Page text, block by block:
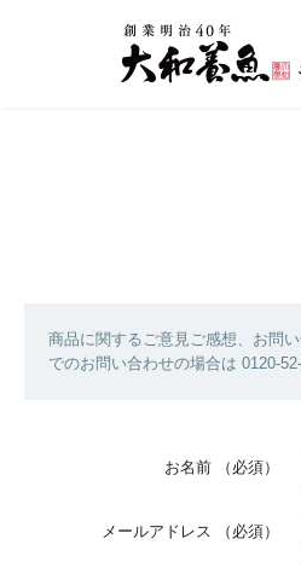
商品に関するご意見ご感想、お問
でのお問い合わせの場合は 0120-
お名前 （必須）
メールアドレス （必須）